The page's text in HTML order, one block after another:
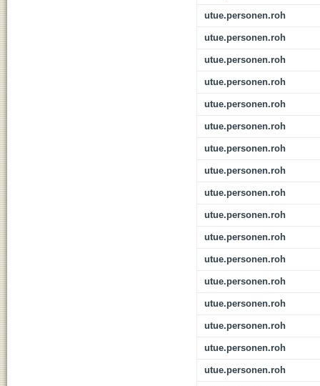
utue.personen.roh
utue.personen.roh
utue.personen.roh
utue.personen.roh
utue.personen.roh
utue.personen.roh
utue.personen.roh
utue.personen.roh
utue.personen.roh
utue.personen.roh
utue.personen.roh
utue.personen.roh
utue.personen.roh
utue.personen.roh
utue.personen.roh
utue.personen.roh
utue.personen.roh